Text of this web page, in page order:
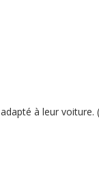
à leur